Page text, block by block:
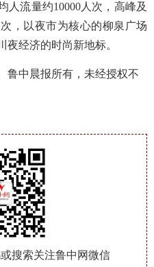
人流量约10000人次，高峰及
，以夜市为核心的柳泉广场
经济的时尚新地标。
鲁中晨报所有，未经授权不
搜索关注鲁中网微信